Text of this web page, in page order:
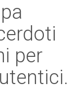
per